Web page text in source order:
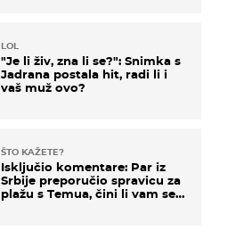
LOL
"Je li živ, zna li se?": Snimka s
Jadrana postala hit, radi li i
vaš muž ovo?
ŠTO KAŽETE?
Isključio komentare: Par iz
Srbije preporučio spravicu za
plažu s Temua, čini li vam se